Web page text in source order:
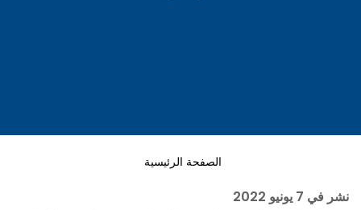
الصفحة الرئيسية
نشر في 7 يونيو 2022